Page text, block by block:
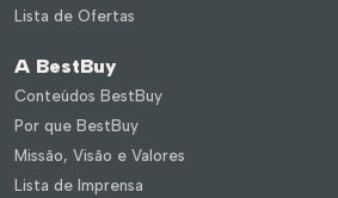
Lista de Ofertas
A BestBuy
Conteúdos BestBuy
Por que BestBuy
Missão, Visão e Valores
Lista de Imprensa